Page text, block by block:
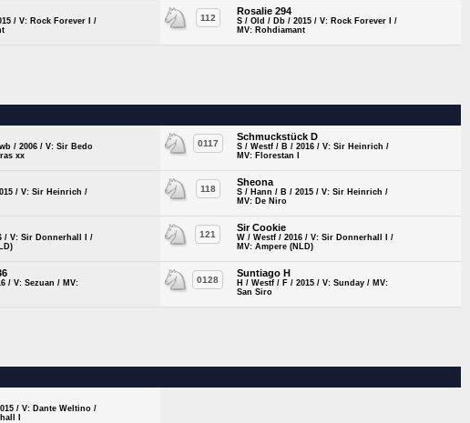
/ V: Rock Forever I /
112
Rosalie 294
S / Old / Db / 2015 / V: Rock Forever I /
MV: Rohdiamant
/ 2006 / V: Sir Bedo
xx
0117
Schmuckstück D
S / Westf / B / 2016 / V: Sir Heinrich /
MV: Florestan I
/ V: Sir Heinrich /
118
Sheona
S / Hann / B / 2015 / V: Sir Heinrich /
MV: De Niro
/ V: Sir Donnerhall I /
121
Sir Cookie
W / Westf / 2016 / V: Sir Donnerhall I /
MV: Ampere (NLD)
/ V: Sezuan / MV:
0128
Suntiago H
H / Westf / F / 2015 / V: Sunday / MV:
San Siro
/ V: Dante Weltino /
I